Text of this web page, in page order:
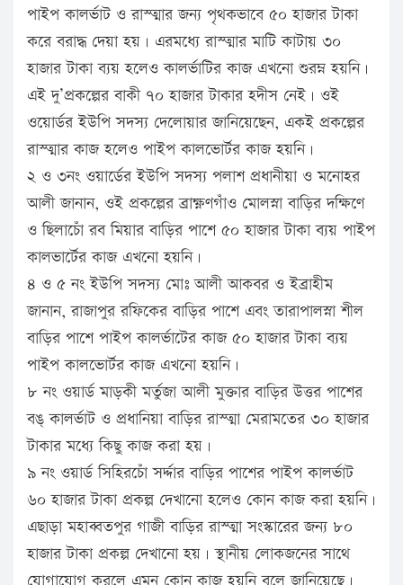
পাইপ কালর্ভাট ও রাস্ত্মার জন্য পৃথকভাবে ৫০ হাজার টাকা
করে বরাদ্ধ দেয়া হয়। এরমধ্যে রাস্ত্মার মাটি কাটায় ৩০
হাজার টাকা ব্যয় হলেও কালর্ভাটির কাজ এখনো শুরম্ন হয়নি।
এই দু’প্রকল্পের বাকী ৭০ হাজার টাকার হদীস নেই। ওই
ওয়াের্ডর ইউপি সদস্য দেলোয়ার জানিয়েছেন, একই প্রকল্পের
রাস্ত্মার কাজ হলেও পাইপ কালভাের্টর কাজ হয়নি।
২ ও ৩নং ওয়ার্ডের ইউপি সদস্য পলাশ প্রধানীয়া ও মনোহর
আলী জানান, ওই প্রকল্পের ব্রাক্ষ্ণণগাঁও মোলস্না বাড়ির দক্ষিণে
ও ছিলাচোঁ রব মিয়ার বাড়ির পাশে ৫০ হাজার টাকা ব্যয় পাইপ
কালভার্টের কাজ এখনো হয়নি।
৪ ও ৫ নং ইউপি সদস্য মোঃ আলী আকবর ও ইব্রাহীম
জানান, রাজাপুর রফিকের বাড়ির পাশে এবং তারাপালস্না শীল
বাড়ির পাশে পাইপ কালর্ভাটের কাজ ৫০ হাজার টাকা ব্যয়
পাইপ কালভাের্টর কাজ এখনো হয়নি।
৮ নং ওয়ার্ড মাড়কী মর্তুজা আলী মুক্তার বাড়ির উত্তর পাশের
বঙ্ কালর্ভাট ও প্রধানিয়া বাড়ির রাস্ত্মা মেরামতের ৩০ হাজার
টাকার মধ্যে কিছু কাজ করা হয়।
৯ নং ওয়ার্ড সিহিরচোঁ সর্দ্দার বাড়ির পাশের পাইপ কালর্ভাট
৬০ হাজার টাকা প্রকল্প দেখানো হলেও কোন কাজ করা হয়নি।
এছাড়া মহাব্বতপুর গাজী বাড়ির রাস্ত্মা সংস্কারের জন্য ৮০
হাজার টাকা প্রকল্প দেখানো হয়। স্থানীয় লোকজনের সাথে